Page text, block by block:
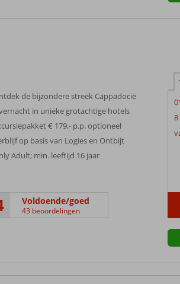
de bijzondere streek Cappadocië
in unieke grotachtige hotels
€ 179,- p.p. optioneel
op basis van Logies en Ontbijt
Adult; min. leeftijd 16 jaar
Voldoende/goed
43 beoordelingen